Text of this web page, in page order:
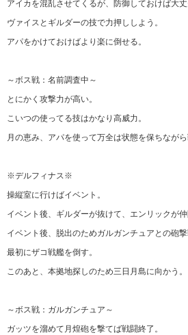
アイカを混乱させてくるが、防御しておけば大丈
ヴァイスとギルダーの技で力押ししよう。
アパをかけておけばより楽に倒せる。
～ボス戦：名前調査中～
とにかく攻撃力が高い。
こいつの使ってる技はかなり高威力。
月の恵み、アパを使って万全は状態を保ちながら
※デルフィナス※
操縦室に行けばイベント。
イベント後、ギルダーが抜けて、エンリックが仲
イベント後、脱出のためガルガンチュアとの砲撃
最初にザコ戦艦を倒す。
このあと、本拠地探しのため三日月島に向かう。
～ボス戦：ガルガンチュア～
ガッツを溜めて月煌砲を撃てば戦闘終了。